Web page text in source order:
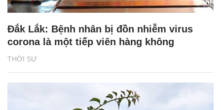
THỜI SỰ
Đắk Lắk: Bệnh nhân bị đồn nhiễm virus
corona là một tiếp viên hàng không